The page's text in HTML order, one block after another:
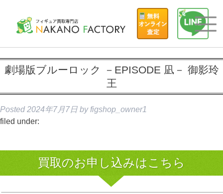
劇場版ブルーロック －EPISODE 凪－ 御影玲
王
Posted 2024年7月7日 by figshop_owner1
filed under:
買取のお申し込みはこちら